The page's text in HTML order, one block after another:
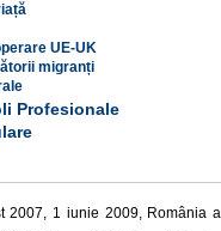
UE-UK
migranți
Profesionale
2007, 1 iunie 2009, România a